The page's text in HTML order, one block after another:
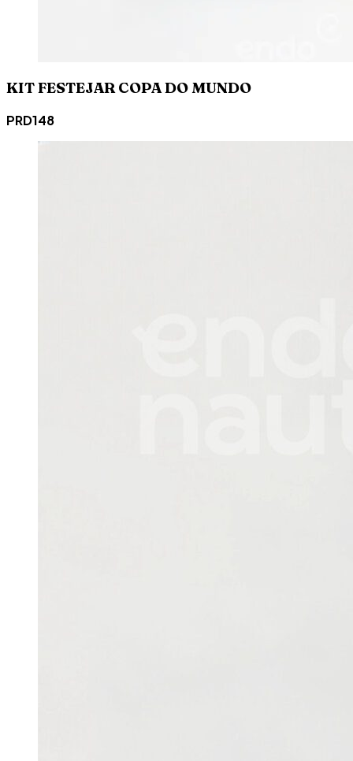
KIT FESTEJAR COPA DO MUNDO
PRD148